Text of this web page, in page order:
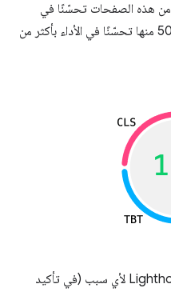
تشغيل لأرشيف HTTP، سجّلت ‎90% من هذه الصفحات تحسّنًا في
نتيجة أداء Lighthouse، وحقّقت ‎50% منها تحسّنًا في الأداء بأكثر من
إذا كنت بحاجة إلى قيمة TTI في Lighthouse لأي سبب (في تأكيد